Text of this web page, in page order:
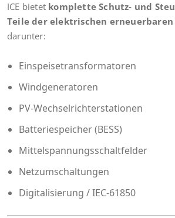
ICE bietet komplette Schutz- und
Teile der elektrischen
darunter:
Einspeisetransformatoren
Windgeneratoren
PV-Wechselrichterstationen
Batteriespeicher (BESS)
Mittelspannungsschaltfelder
Netzumschaltungen
Digitalisierung / IEC-61850